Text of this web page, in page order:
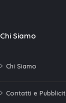
Chi Siamo
Chi Siamo
Contatti e